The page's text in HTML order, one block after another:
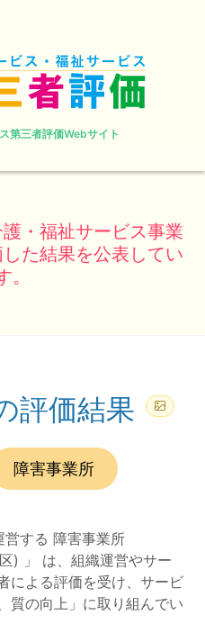
第三者評価Webサイト
・福祉サービス事業
た結果を公表してい
。
評価結果
す。
別は
障害事業所
営する 障害事業所
) 」 は、組織運営やサー
による評価を受け、サービ
質の向上」に取り組んでい